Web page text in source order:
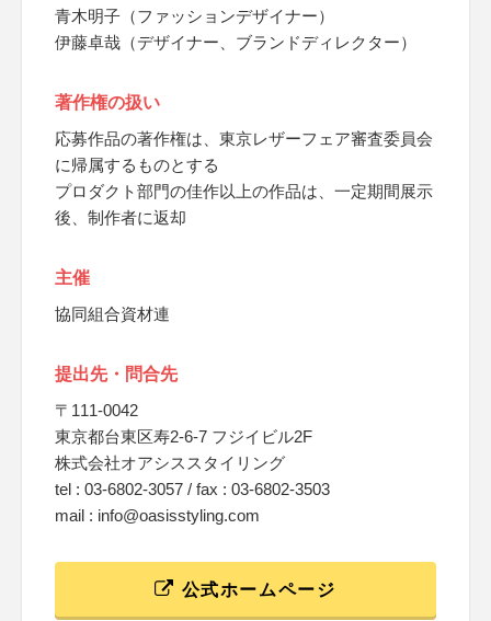
青木明子（ファッションデザイナー）
伊藤卓哉（デザイナー、ブランドディレクター）
著作権の扱い
応募作品の著作権は、東京レザーフェア審査委員会
に帰属するものとする
プロダクト部門の佳作以上の作品は、一定期間展示
後、制作者に返却
主催
協同組合資材連
提出先・問合先
〒111-0042
東京都台東区寿2-6-7 フジイビル2F
株式会社オアシススタイリング
tel : 03-6802-3057 / fax : 03-6802-3503
mail : info@oasisstyling.com
公式ホームページ